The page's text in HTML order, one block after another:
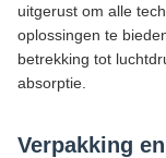
uitgerust om alle
oplossingen te
betrekking tot
absorptie.
Verpakking